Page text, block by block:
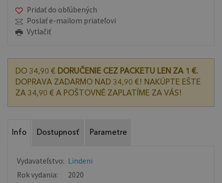
Pridať do obľúbených
Poslať e-mailom priateľovi
Vytlačiť
DO 34,90 € DORUČENIE CEZ PACKETU LEN ZA 1 €.
DOPRAVA ZADARMO NAD 34,90 €! NAKÚPTE EŠTE
ZA 34,90 € A POŠTOVNÉ ZAPLATÍME ZA VÁS!
Info Dostupnosť Parametre
Vydavateľstvo: Lindeni
Rok vydania:
2020